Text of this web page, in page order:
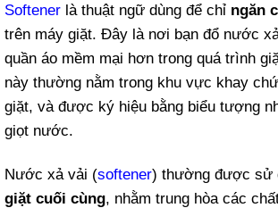
Softener là thuật ngữ dùng để chỉ ngăn
trên máy giặt. Đây là nơi bạn đổ nước
quần áo mềm mại hơn trong quá trình
này thường nằm trong khu vực khay
giặt, và được ký hiệu bằng biểu tượng
giọt nước.
Nước xả vải (softener) thường được sử
giặt cuối cùng, nhằm trung hòa các